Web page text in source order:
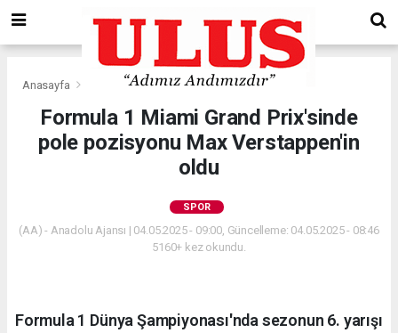
Anasayfa
Formula 1 Miami Grand Prix'sinde
pole pozisyonu Max Verstappen'in
oldu
SPOR
(AA) - Anadolu Ajansı | 04.05.2025 - 09:00, Güncelleme: 04.05.2025 - 08:46
5160+ kez okundu.
Formula 1 Dünya Şampiyonası'nda sezonun 6. yarışı